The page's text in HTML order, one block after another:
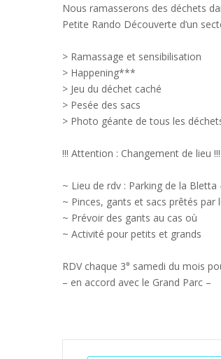
Nous ramasserons des déchets
Petite Rando Découverte d’un
> Ramassage et sensibilisation
> Happening***
> Jeu du déchet caché
> Pesée des sacs
> Photo géante de tous les
!!! Attention : Changement de lieu !!!
~ Lieu de rdv : Parking de la Bletta
~ Pinces, gants et sacs prêtés par
~ Prévoir des gants au cas où
~ Activité pour petits et grands
RDV chaque 3° samedi du mois
– en accord avec le Grand Parc –